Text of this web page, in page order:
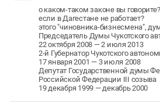
о каком-таком законе вы
если в Дагестане не работает?
этого "чиновника-бизнесмена",
Председатель Думы Чукотского
22 октября 2008 — 2 июля 2013
2-й Губернатор Чукотского
17 января 2001 — 3 июля 2008
Депутат Государственной думы
Российской Федерации III созыва
19 декабря 1999 — декабрь 2000